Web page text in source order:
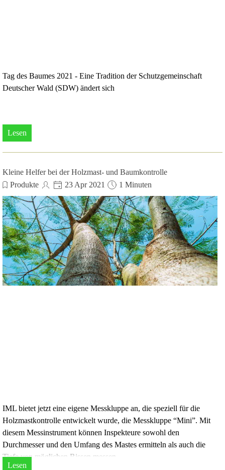
Tag des Baumes 2021 - Eine Tradition der Schutzgemeinschaft
Deutscher Wald (SDW) ändert sich
Lesen
Kleine Helfer bei der Holzmast- und Baumkontrolle
Produkte
23 Apr 2021 1 Minuten
IML bietet jetzt eine eigene Messkluppe an, die speziell für die
Holzmastkontrolle entwickelt wurde, die Messkluppe “Mini”. Mit
diesem Messinstrument können Inspekteure sowohl den
Durchmesser und den Umfang des Mastes ermitteln als auch die
Tiefe von möglichen Rissen messen.
Lesen